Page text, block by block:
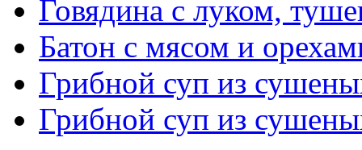
Говядина с луком,
Батон с мясом и
Грибной суп из
Грибной суп из